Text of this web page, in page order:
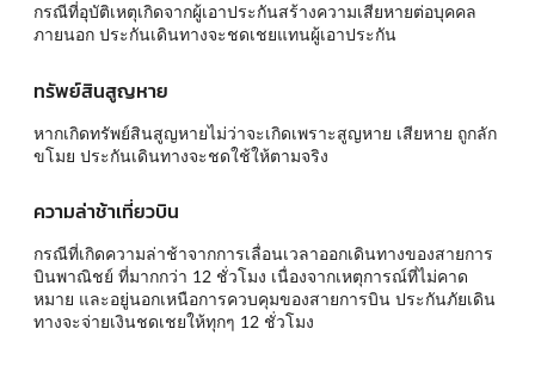
กรณีที่อุบัติเหตุเกิดจากผู้เอาประกันสร้างความเสียหายต่อบุคคล
ภายนอก ประกันเดินทางจะชดเชยแทนผู้เอาประกัน
ทรัพย์สินสูญหาย
หากเกิดทรัพย์สินสูญหายไม่ว่าจะเกิดเพราะสูญหาย เสียหาย ถูกลัก
ขโมย ประกันเดินทางจะชดใช้ให้ตามจริง
ความล่าช้าเที่ยวบิน
กรณีที่เกิดความล่าช้าจากการเลื่อนเวลาออกเดินทางของสายการ
บินพาณิชย์ ที่มากกว่า 12 ชั่วโมง เนื่องจากเหตุการณ์ที่ไม่คาด
หมาย และอยู่นอกเหนือการควบคุมของสายการบิน ประกันภัยเดิน
ทางจะจ่ายเงินชดเชยให้ทุกๆ 12 ชั่วโมง